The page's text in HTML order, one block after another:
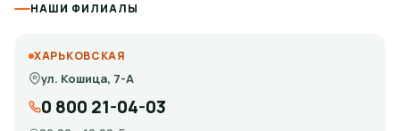
НАШИ ФИЛИАЛЫ
ХАРЬКОВСКАЯ
ул. Кошица, 7-А
0 800 21-04-03